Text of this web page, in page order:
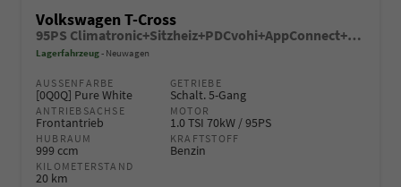
Volkswagen T-Cross
95PS Climatronic+Sitzheiz+PDCvohi+AppConnect+Side+TravelAssist+ACC
Lagerfahrzeug Neuwagen
AUSSENFARBE
[0Q0Q] Pure White
GETRIEBE
Schalt. 5-Gang
ANTRIEBSACHSE
Frontantrieb
MOTOR
1.0 TSI 70kW / 95PS
HUBRAUM
999 ccm
KRAFTSTOFF
Benzin
KILOMETERSTAND
20 km